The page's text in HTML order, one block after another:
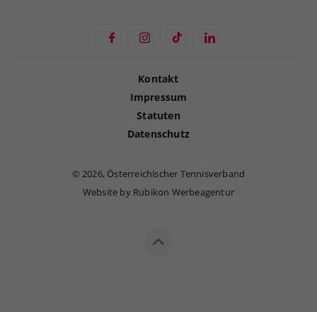
Kontakt
Impressum
Statuten
Datenschutz
© 2026, Österreichischer Tennisverband
Website by Rubikon Werbeagentur